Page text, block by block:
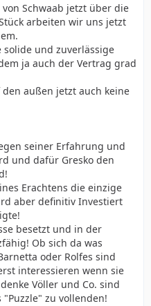
Schwaab jetzt über die
arbeiten wir uns jetzt
solide und zuverlässige
ja auch der Vertrag grad
außen jetzt auch keine
seiner Erfahrung und
und dafür Gresko den
Erachtens die einzige
aber definitiv Investiert
besetzt und in der
Ob sich da was
oder Rolfes sind
interessieren wenn sie
Völler und Co. sind
zu vollenden!